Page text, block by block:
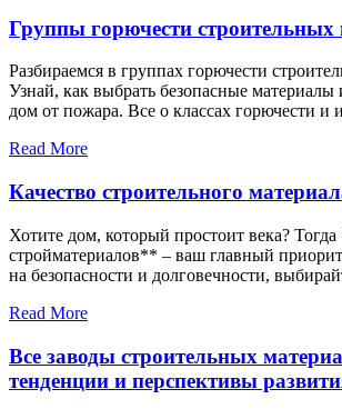
Группы горючести строительных
Разбираемся в группах горючести
Узнай, как выбрать безопасные материалы
дом от пожара. Все о классах горючести и
Read More
Качество строительного
Хотите дом, который простоит века? Тогда
стройматериалов** – ваш главный
на безопасности и долговечности,
Read More
Все заводы строительных
тенденции и перспективы